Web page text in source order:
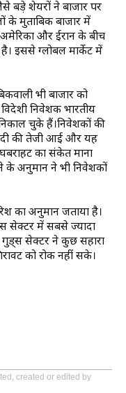
बड़े शेयरों ने बाजार पर
के मुताबिक बाजार में
और ईरान के बीच
इससे ग्लोबल मार्केट में
भी बाजार को
निवेशक भारतीय
चुके हैं।निवेशकों की
की तेजी आई और यह
का संकेत माना
के अनुमान ने भी निवेशकों
का अनुमान जताया है।
में सबसे ज्यादा
सेक्टर ने कुछ सहारा
को रोक नहीं सके।
created or edited by